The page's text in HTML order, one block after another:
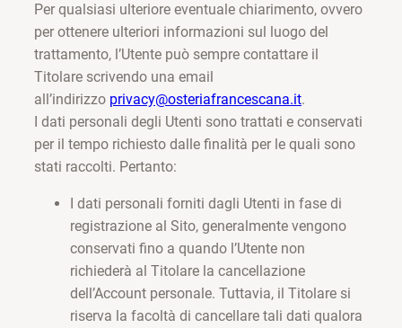
Per qualsiasi ulteriore eventuale chiarimento, ovvero
per ottenere ulteriori informazioni sul luogo del
trattamento, l’Utente può sempre contattare il
Titolare scrivendo una email
all’indirizzo privacy@osteriafrancescana.it.
I dati personali degli Utenti sono trattati e conservati
per il tempo richiesto dalle finalità per le quali sono
stati raccolti. Pertanto:
I dati personali forniti dagli Utenti in fase di
registrazione al Sito, generalmente vengono
conservati fino a quando l’Utente non
richiederà al Titolare la cancellazione
dell’Account personale. Tuttavia, il Titolare si
riserva la facoltà di cancellare tali dati qualora